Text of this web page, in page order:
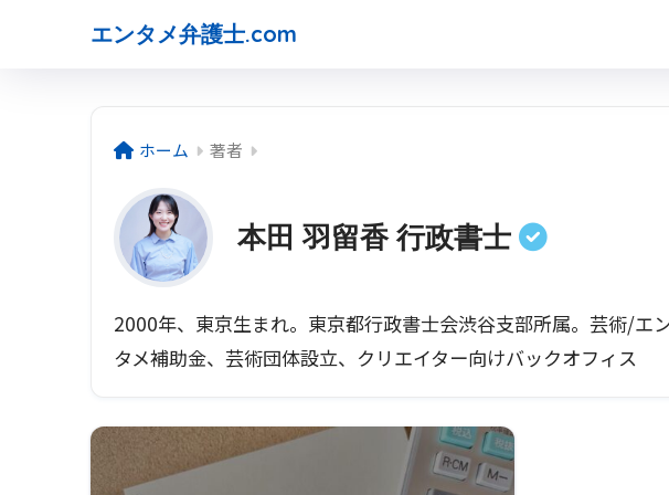
エンタメ弁護士.com
ホーム 著者
本田 羽留香 行政書士
2000年、東京生まれ。東京都行政書士会渋谷支部所属。芸術/エ
タメ補助金、芸術団体設立、クリエイター向けバックオフィス